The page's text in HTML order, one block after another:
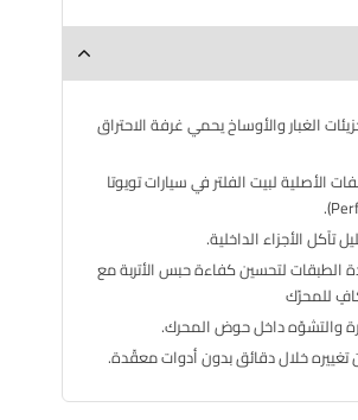
الغبار والأوساخ يحمي غرفة الاحتراق
الأصلية لبيت الفلتر في سيارات تويوتا
تآكل الأجزاء الداخلية.
الطبقات لتحسين كفاءة حبس الأتربة مع
للمحرّك
والتشوّه داخل حوض المحرك.
خلال دقائق بدون أدوات معقّدة.